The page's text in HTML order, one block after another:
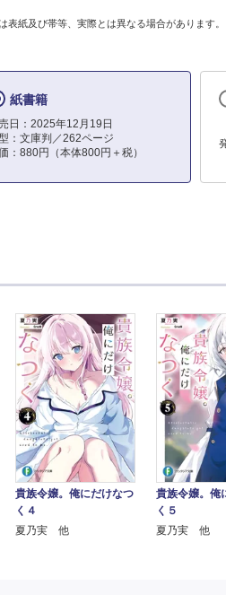
表紙及び帯等、実際とは異なる場合があります。
紙書籍
日：2025年12月19日
：文庫判／262ページ
：880円（本体800円＋税）
貴族令嬢。俺にだけなつ
く４
夏乃実 他
貴族令嬢。俺
く５
夏乃実 他